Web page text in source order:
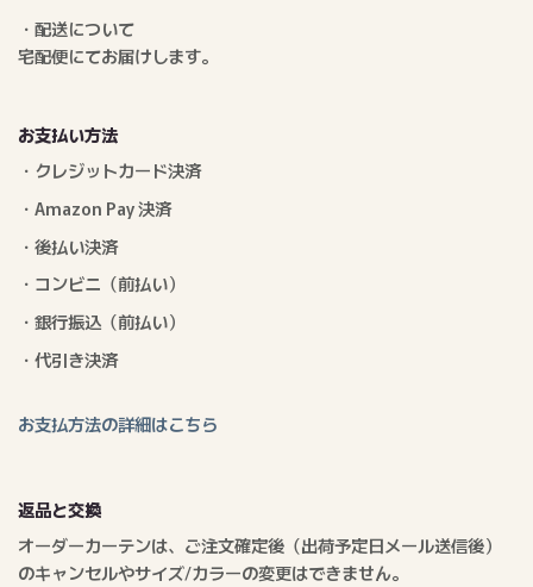
・配送について
宅配便にてお届けします。
お支払い方法
・クレジットカード決済
・Amazon Pay 決済
・後払い決済
・コンビニ（前払い）
・銀行振込（前払い）
・代引き決済
お支払方法の詳細はこちら
返品と交換
オーダーカーテンは、ご注文確定後（出荷予定日メール送信後）
のキャンセルやサイズ/カラーの変更はできません。